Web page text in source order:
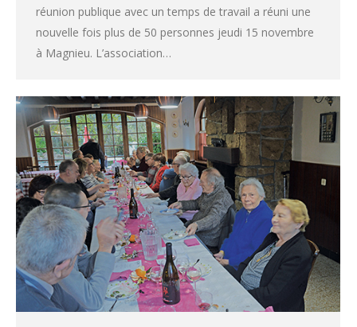
réunion publique avec un temps de travail a réuni une
nouvelle fois plus de 50 personnes jeudi 15 novembre
à Magnieu. L’association…